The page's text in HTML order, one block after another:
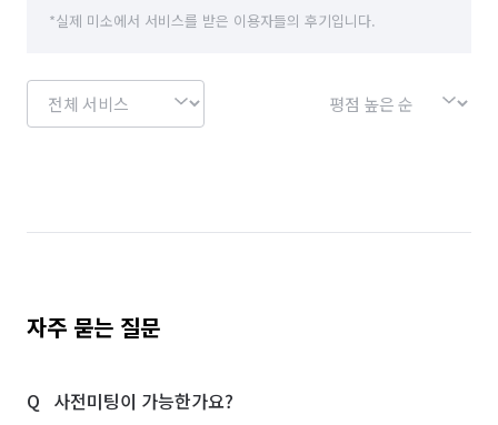
*실제 미소에서 서비스를 받은 이용자들의 후기입니다.
자주 묻는 질문
사전미팅이 가능한가요?